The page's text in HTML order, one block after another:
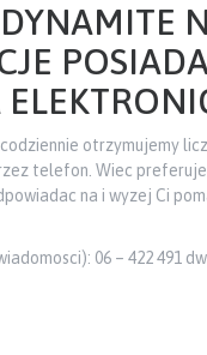
otrzymujemy
telefon. Wiec
na i wyzej Ci
06 – 422 491